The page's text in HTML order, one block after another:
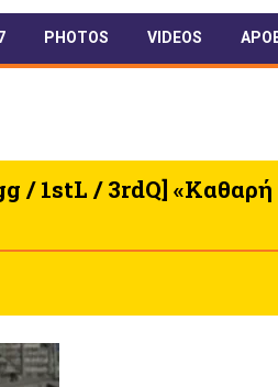
PHOTOS VIDEOS
/ 1stL / 3rdQ] «Καθαρή